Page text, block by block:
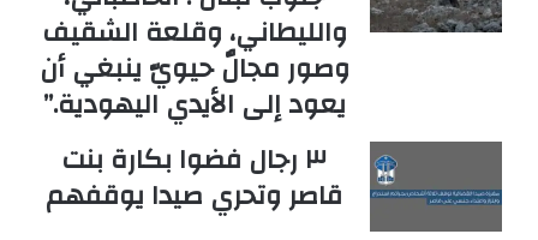
والليطاني، وقلعة الشقيف
وصور مجالٌ حيويّ ينبغي أن
يعود إلى الأيدي اليهودية.”
٣ رجال فضوا بكارة بنت
قاصر وتحري صيدا يوقفهم